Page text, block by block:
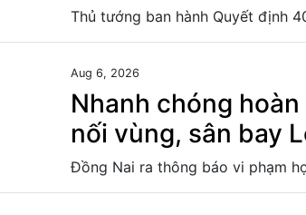
Aug 6, 2026
Nhanh chóng
nối vùng, sân bay